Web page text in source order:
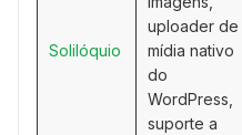
Solilóquio
uploader de
mídia nativo
do
WordPress,
suporte a